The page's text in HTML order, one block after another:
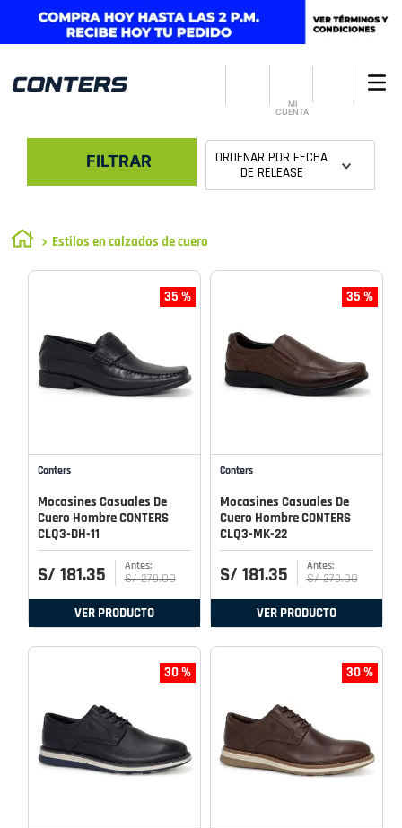
MI
CUENTA
FILTRAR ORDENAR POR FECHA
DE RELEASE
Estilos en calzados de cuero
35 %
Conters
Mocasines Casuales De
Cuero Hombre CONTERS
CLQ3-DH-11
S/ 181.35 S/ 279.00
VER PRODUCTO
35 %
Conters
Mocasines Casuales De
Cuero Hombre CONTERS
CLQ3-MK-22
S/ 181.35 S/ 279.00
VER PRODUCTO
30 % 30 %